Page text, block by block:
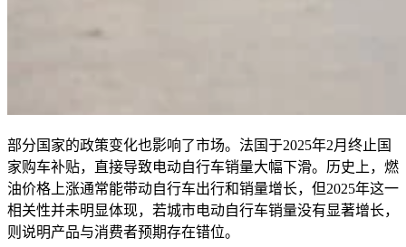
部分国家的政策变化也影响了市场。法国于2025年2月终止国
家购车补贴，直接导致电动自行车销量大幅下滑。历史上，燃
油价格上涨通常能带动自行车出行和销量增长，但2025年这一
相关性并未明显体现，若城市电动自行车销量没有显著增长，
则说明产品与消费者预期存在错位。